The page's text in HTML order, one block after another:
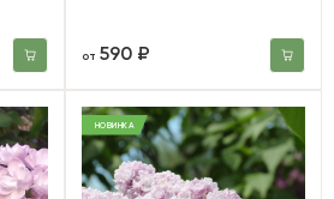
от590 ₽
НОВИНКА